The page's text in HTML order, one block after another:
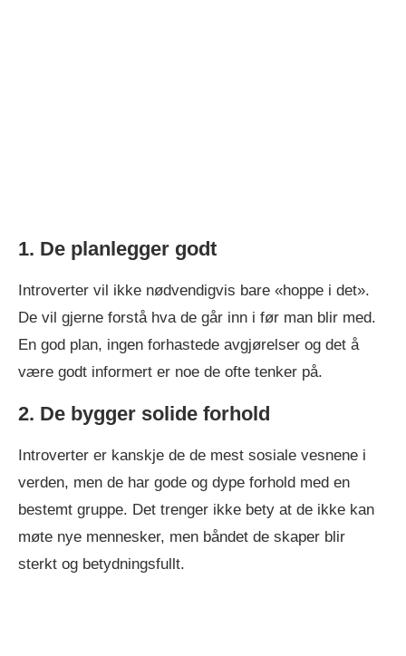
1. De planlegger godt
Introverter vil ikke nødvendigvis bare «hoppe i det».
De vil gjerne forstå hva de går inn i før man blir med.
En god plan, ingen forhastede avgjørelser og det å
være godt informert er noe de ofte tenker på.
2. De bygger solide forhold
Introverter er kanskje de de mest sosiale vesnene i
verden, men de har gode og dype forhold med en
bestemt gruppe. Det trenger ikke bety at de ikke kan
møte nye mennesker, men båndet de skaper blir
sterkt og betydningsfullt.